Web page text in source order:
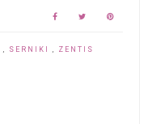
SERNIKI ZENTIS